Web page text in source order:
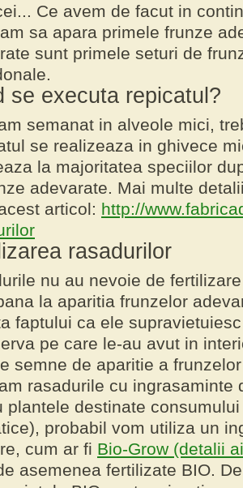
Ce avem de facut in
sa apara primele frunze
sunt primele seturi de
se executa repicatul?
semanat in alveole mici,
se realizeaza in ghivece
la majoritatea speciilor
adevarate. Mai multe
articol: http://
rasadurilor
nu au nevoie de
la aparitia frunzelor
faptului ca ele
pe care le-au avut in
semne de aparitie a
rasadurile cu ingrasaminte
plantele destinate
probabil vom utiliza un
cum ar fi Bio-Grow (detalii
asemenea fertilizate BIO.